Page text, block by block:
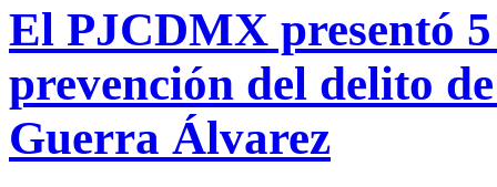
El PJCDMX presentó
prevención del delito
Guerra Álvarez